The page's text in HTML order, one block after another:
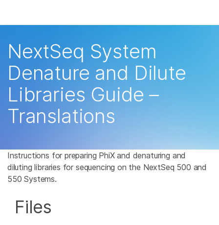
学习
支持
NextSeq System
Denature and Dilute
Libraries Guide –
Translations
Instructions for preparing PhiX and denaturing and
diluting libraries for sequencing on the NextSeq 500 and
550 Systems.
Files